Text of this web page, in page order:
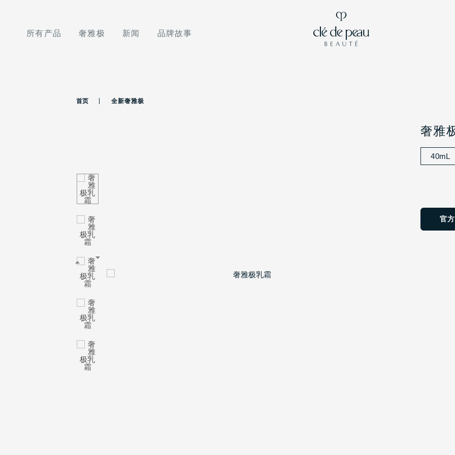
所有产品 奢雅极 新闻 品牌故事
奢雅
首页 全新奢雅极
40mL
官